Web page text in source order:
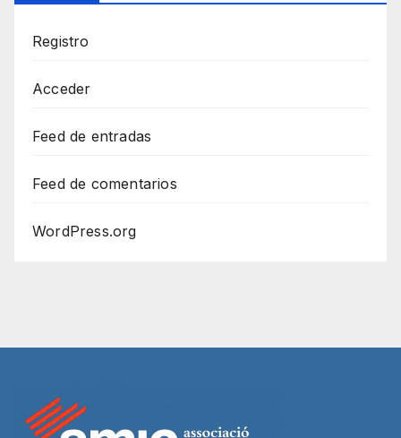
Registro
Acceder
Feed de entradas
Feed de comentarios
WordPress.org